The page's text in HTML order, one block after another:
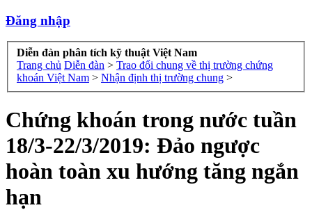
Đăng nhập
Diễn đàn phân tích kỹ thuật Việt Nam
Trang chủ Diễn đàn > Trao đổi chung về thị trường chứng
khoán Việt Nam > Nhận định thị trường chung >
Chứng khoán trong nước tuần
18/3-22/3/2019: Đảo ngược
hoàn toàn xu hướng tăng ngắn
hạn